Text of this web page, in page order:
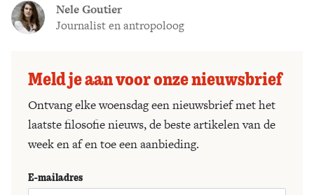
Nele Goutier
Journalist en antropoloog
Meld je aan voor onze nieuwsbrief
Ontvang elke woensdag een nieuwsbrief met het
laatste filosofie nieuws, de beste artikelen van de
week en af en toe een aanbieding.
E-mailadres